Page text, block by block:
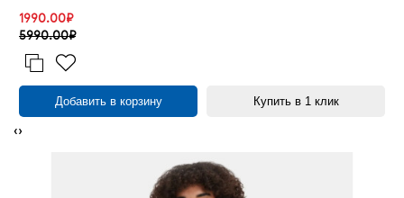
1990.00₽
5990.00₽
Добавить в корзину Купить в 1 клик
‹›